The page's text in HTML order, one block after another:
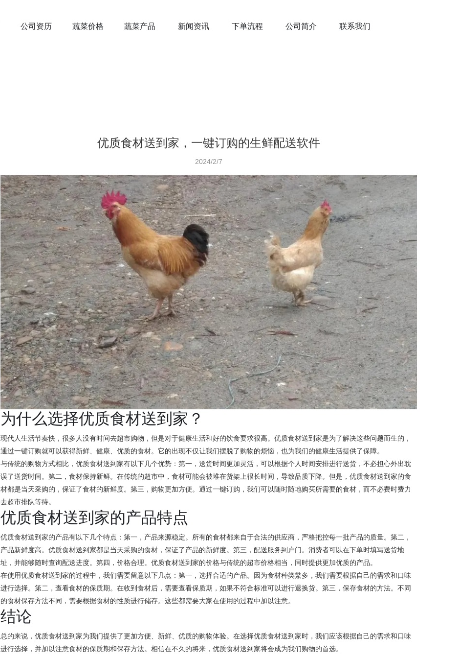
公司资历 蔬菜价格 蔬菜产品 新闻资讯 下单流程 公司简介 联系我们
优质食材送到家，一键订购的生鲜配送软件
2024/2/7
为什么选择优质食材送到家？
现代人生活节奏快，很多人没有时间去超市购物，但是对于健康生活和好的饮食要求很高。优质食材送到家是为了解决这些问题而生的，
通过一键订购就可以获得新鲜、健康、优质的食材。它的出现不仅让我们摆脱了购物的烦恼，也为我们的健康生活提供了保障。
与传统的购物方式相比，优质食材送到家有以下几个优势：第一，送货时间更加灵活，可以根据个人时间安排进行送货，不必担心外出耽
误了送货时间。第二，食材保持新鲜。在传统的超市中，食材可能会被堆在货架上很长时间，导致品质下降。但是，优质食材送到家的食
材都是当天采购的，保证了食材的新鲜度。第三，购物更加方便。通过一键订购，我们可以随时随地购买所需要的食材，而不必费时费力
去超市排队等待。
优质食材送到家的产品特点
优质食材送到家的产品有以下几个特点：第一，产品来源稳定。所有的食材都来自于合法的供应商，严格把控每一批产品的质量。第二，
产品新鲜度高。优质食材送到家都是当天采购的食材，保证了产品的新鲜度。第三，配送服务到户门。消费者可以在下单时填写送货地
址，并能够随时查询配送进度。第四，价格合理。优质食材送到家的价格与传统的超市价格相当，同时提供更加优质的产品。
在使用优质食材送到家的过程中，我们需要留意以下几点：第一，选择合适的产品。因为食材种类繁多，我们需要根据自己的需求和口味
进行选择。第二，查看食材的保质期。在收到食材后，需要查看保质期，如果不符合标准可以进行退换货。第三，保存食材的方法。不同
的食材保存方法不同，需要根据食材的性质进行储存。这些都需要大家在使用的过程中加以注意。
结论
总的来说，优质食材送到家为我们提供了更加方便、新鲜、优质的购物体验。在选择优质食材送到家时，我们应该根据自己的需求和口味
进行选择，并加以注意食材的保质期和保存方法。相信在不久的将来，优质食材送到家将会成为我们购物的首选。